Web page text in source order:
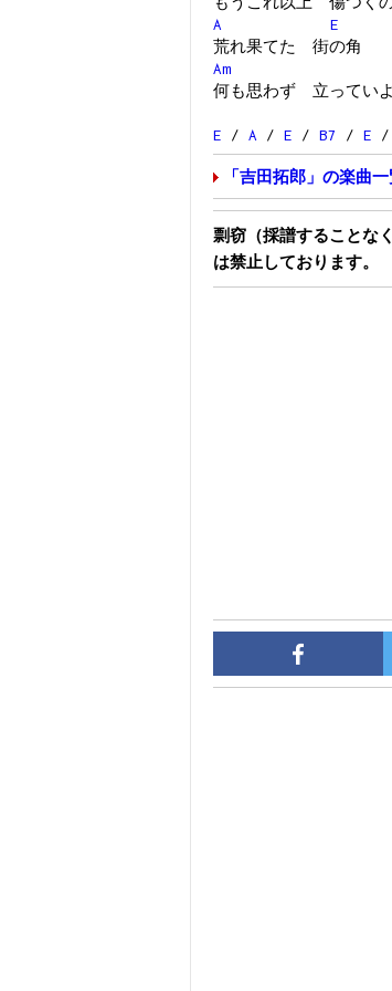
A
E
荒れ果てた 街の角
Am
何も思わず 立ってい
E / A / E / B7 / E /
「吉田拓郎」の楽曲
剽窃（採譜することな
は禁止しております。